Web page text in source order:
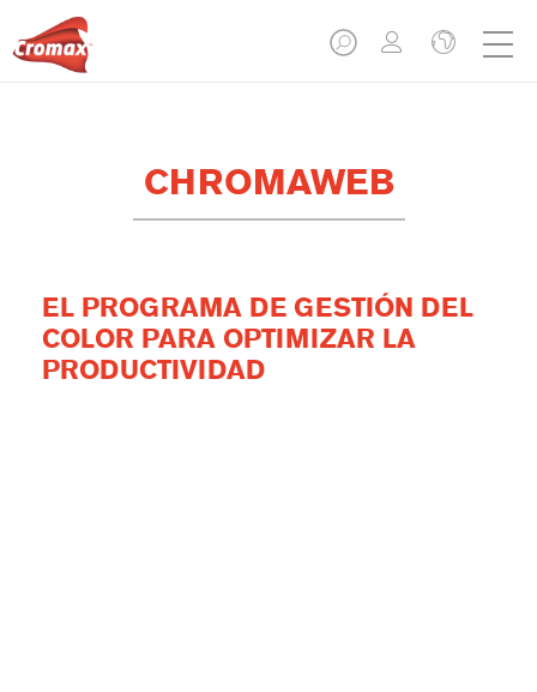
CHROMAWEB
EL PROGRAMA DE GESTIÓN DEL
COLOR PARA OPTIMIZAR LA
PRODUCTIVIDAD